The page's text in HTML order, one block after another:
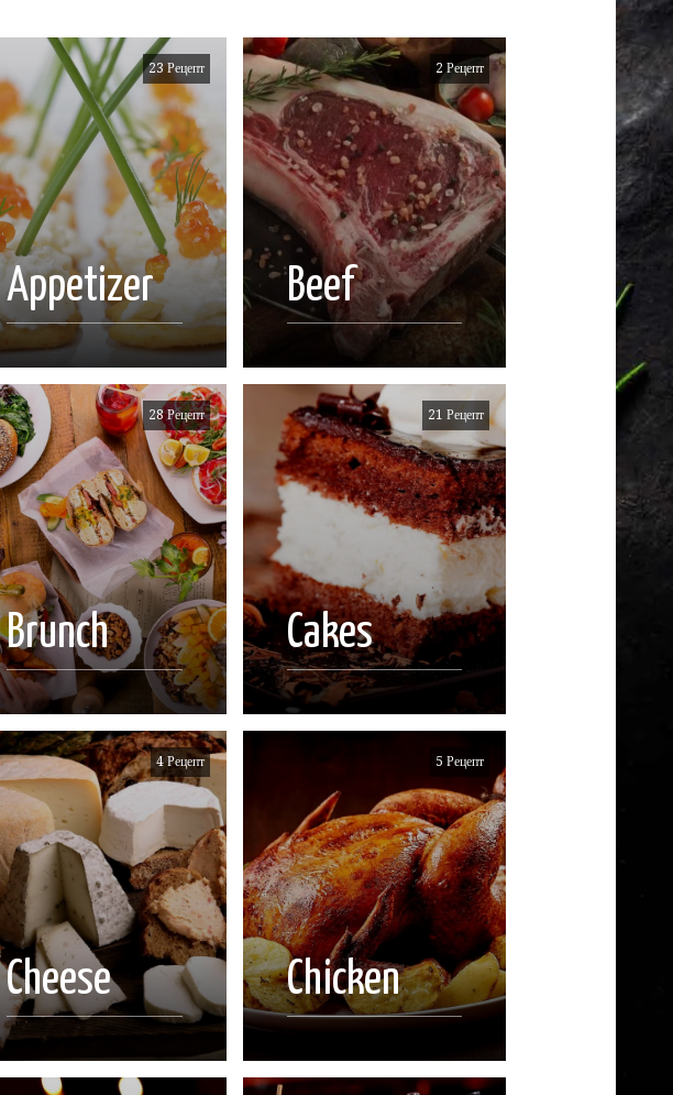
23 Рецепт
Appetizer
2 Рецепт
Beef
28 Рецепт
Brunch
21 Рецепт
Cakes
4 Рецепт
Cheese
5 Рецепт
Chicken